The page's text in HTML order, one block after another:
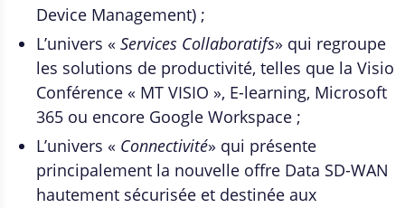
Device Management) ;
L’univers « Services Collaboratifs» qui regroupe
les solutions de productivité, telles que la Visio
Conférence « MT VISIO », E-learning, Microsoft
365 ou encore Google Workspace ;
L’univers « Connectivité» qui présente
principalement la nouvelle offre Data SD-WAN
hautement sécurisée et destinée aux